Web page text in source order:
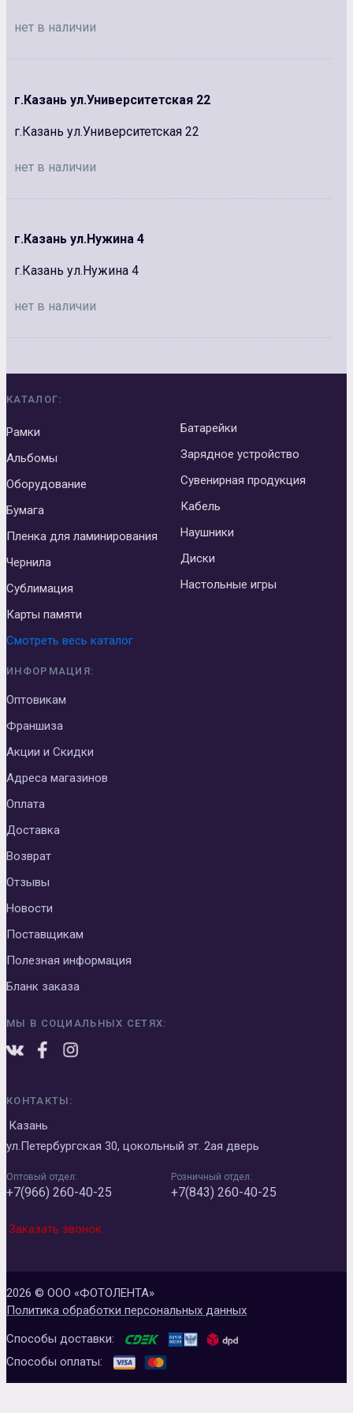
нет в наличии
г.Казань ул.Университетская 22
г.Казань ул.Университетская 22
нет в наличии
г.Казань ул.Нужина 4
г.Казань ул.Нужина 4
нет в наличии
КАТАЛОГ:
Рамки
Альбомы
Оборудование
Бумага
Пленка для ламинирования
Чернила
Сублимация
Карты памяти
Батарейки
Зарядное устройство
Сувенирная продукция
Кабель
Наушники
Диски
Настольные игры
Смотреть весь каталог
ИНФОРМАЦИЯ:
Оптовикам
Франшиза
Акции и Скидки
Адреса магазинов
Оплата
Доставка
Возврат
Отзывы
Новости
Поставщикам
Полезная информация
Бланк заказа
МЫ В СОЦИАЛЬНЫХ СЕТЯХ:
КОНТАКТЫ:
Казань
ул.Петербургская 30, цокольный эт. 2ая дверь
Оптовый отдел:
+7(966) 260-40-25
Розничный отдел:
+7(843) 260-40-25
Заказать звонок
2026 © ООО «ФОТОЛЕНТА»
Политика обработки персональных данных
Способы доставки:
Способы оплаты: